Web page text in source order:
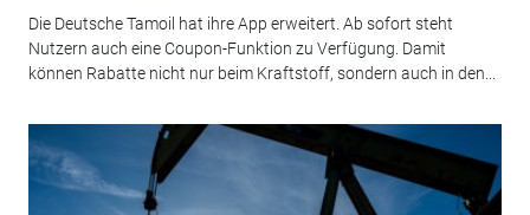
Die Deutsche Tamoil hat ihre App erweitert. Ab sofort steht
Nutzern auch eine Coupon-Funktion zu Verfügung. Damit
können Rabatte nicht nur beim Kraftstoff, sondern auch in den...